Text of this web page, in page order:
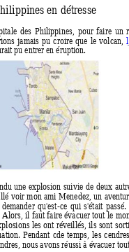
en détresse
des Philippines, pour faire un
jamais pu croire que le volcan,
pu entrer en éruption.
une explosion suivie de deux
voir mon ami Menedez, un ave
demander qu'est-ce qui s'était passé.
Alors, il faut faire évacuer tout le
ons les ont réveillés, ils sont
Pendant cde temps, les
s, nous avons réussi à évacuer